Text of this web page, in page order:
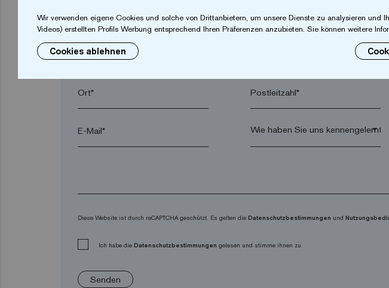
Vorname*
Ort* Postleitzahl*
E-Mail* arrow_drop_down
Diese Website ist durch reCAPTCHA geschützt. Es gelten die Datenschutzbestimmungen und
Ich habe die Datenschutzbestimmungen gelesen und stimme ihnen zu
Senden
Wir verwenden eigene Cookies und solche von Drittanbietern, um unsere Dienste zu analysieren
Videos) erstellten Profils Werbung entsprechend Ihren Präferenzen anzubieten. Sie können weitere
Cookies ablehnen